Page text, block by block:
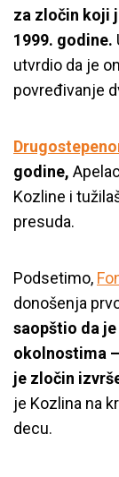
za zločin koji
1999. godine.
utvrdio da je
povređivanje
godine,
Kozline i
presuda.
Podsetimo,
donošenja
saopštio da
okolnostima
je zločin
je Kozlina na
decu.